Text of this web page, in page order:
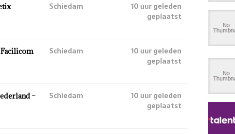
Schiedam
10 uur geleden
geplaatst
Schiedam
10 uur geleden
geplaatst
– Schiedam
10 uur geleden
geplaatst